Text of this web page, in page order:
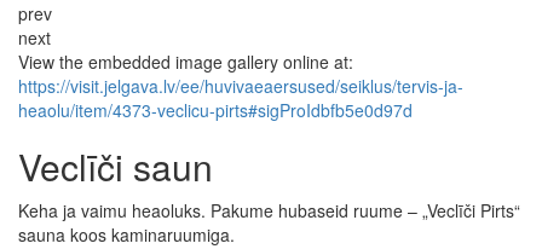
prev
next
View the embedded image gallery online at:
https://visit.jelgava.lv/ee/huvivaeaersused/seiklus/tervis-ja-
heaolu/item/4373-veclicu-pirts#sigProIdbfb5e0d97d
Veclīči saun
Keha ja vaimu heaoluks. Pakume hubaseid ruume – „Veclīči Pirts“
sauna koos kaminaruumiga.